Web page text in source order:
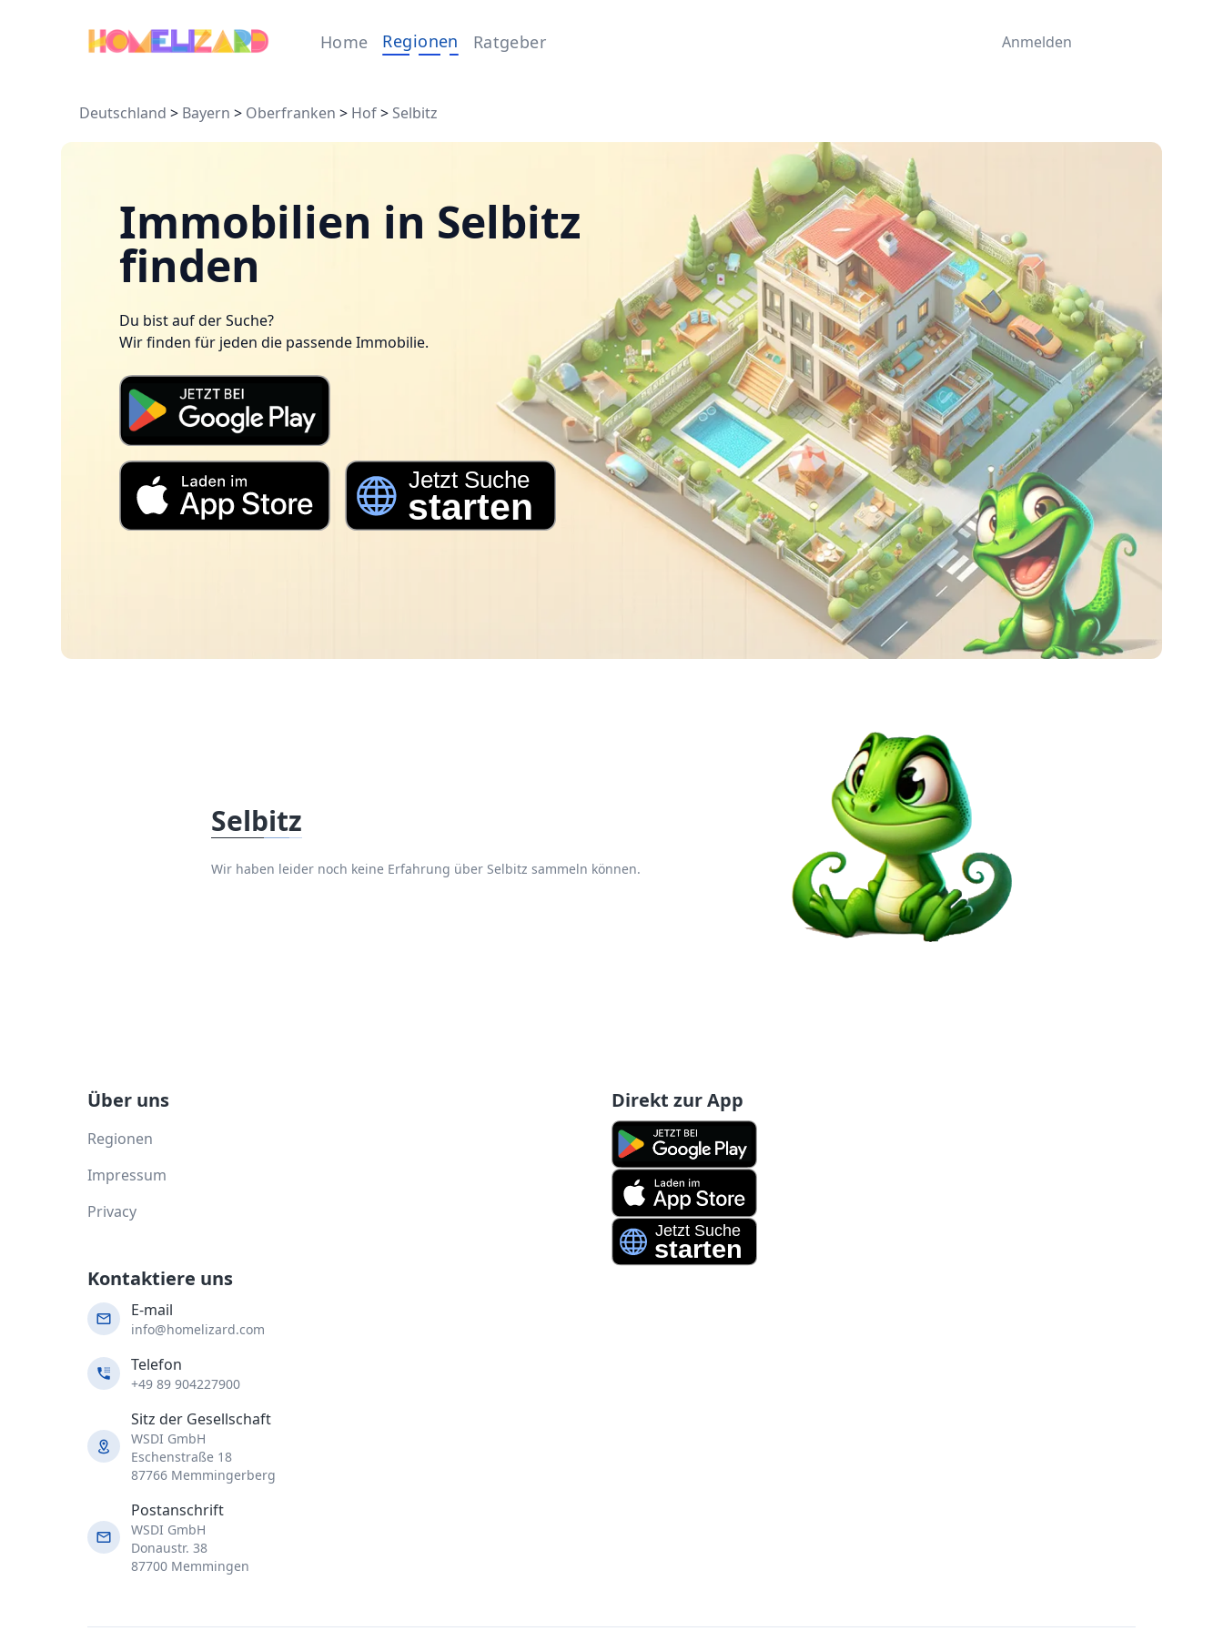
Home Regionen Ratgeber Anmelden
Deutschland > Bayern > Oberfranken > Hof> Selbitz
Immobilien in Selbitz
finden
Du bist auf der Suche?
Wir finden für jeden die passende Immobilie.
Selbitz
Wir haben leider noch keine Erfahrung über Selbitz sammeln können.
Über uns
Regionen
Impressum
Privacy
Direkt zur App
Kontaktiere uns
E-mail
info@homelizard.com
Telefon
+49 89 904227900
Sitz der Gesellschaft
WSDI GmbH
Eschenstraße 18
87766 Memmingerberg
Postanschrift
WSDI GmbH
Donaustr. 38
87700 Memmingen